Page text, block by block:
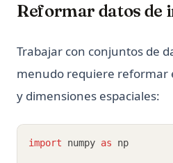
Reformar datos de
Trabajar con conjuntos de
menudo requiere reformar
y dimensiones espaciales:
import numpy as np